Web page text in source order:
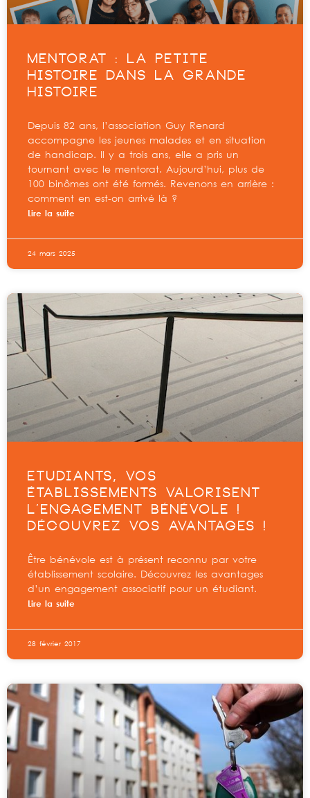
MENTORAT : LA PETITE
HISTOIRE DANS LA GRANDE
HISTOIRE
Depuis 82 ans, l’association Guy Renard
accompagne les jeunes malades et en situation
de handicap. Il y a trois ans, elle a pris un
tournant avec le mentorat. Aujourd’hui, plus de
100 binômes ont été formés. Revenons en arrière :
comment en est-on arrivé là ?
Lire la suite
24 mars 2025
ETUDIANTS, VOS
ÉTABLISSEMENTS VALORISENT
L’ENGAGEMENT BÉNÉVOLE !
DÉCOUVREZ VOS AVANTAGES !
Être bénévole est à présent reconnu par votre
établissement scolaire. Découvrez les avantages
d’un engagement associatif pour un étudiant.
Lire la suite
28 février 2017